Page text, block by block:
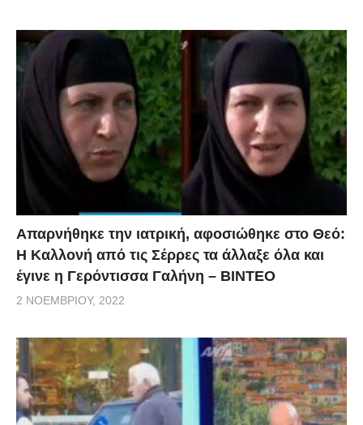
Απαρνήθηκε την ιατρική, αφοσιώθηκε στο Θεό:
Η Καλλονή από τις Σέρρες τα άλλαξε όλα και
έγινε η Γερόντισσα Γαλήνη – ΒΙΝΤΕΟ
2 ΝΟΕΜΒΡΊΟΥ, 2022